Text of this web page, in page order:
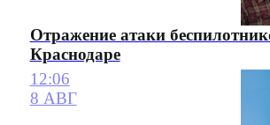
Отражение атаки
Краснодаре
12:06
8 АВГ